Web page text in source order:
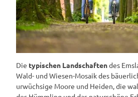
Die typischen Landschaftendes
Wald- und Wiesen-Mosaik des
urwüchsige Moore und Heiden, die